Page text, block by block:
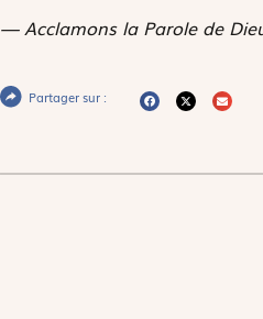
— Acclamons la Parole de
Partager sur :